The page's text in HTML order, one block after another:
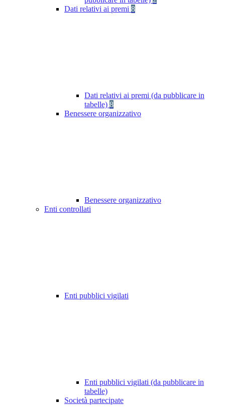
Dati relativi ai premi 8
Dati relativi ai premi (da pubblicare in
tabelle) 8
Benessere organizzativo
Benessere organizzativo
Enti controllati
Enti pubblici vigilati
Enti pubblici vigilati (da pubblicare in
tabelle)
Società partecipate